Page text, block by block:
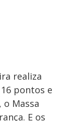
realiza
pontos e
o Massa
E os